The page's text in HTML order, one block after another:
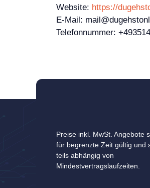
Website: https://
E-Mail:
Telefonnummer:
Preise inkl. MwSt. Angebote
für begrenzte Zeit gültig und
teils abhängig von
Mindestvertragslaufzeiten.